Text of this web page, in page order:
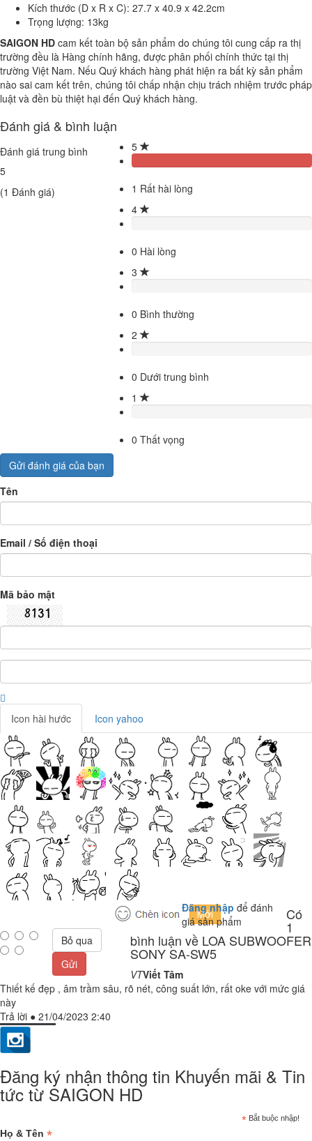
Kích thước (D x R x C): 27.7 x 40.9 x 42.2cm
Trọng lượng: 13kg
SAIGON HD cam kết toàn bộ sản phẩm do chúng tôi cung cấp ra thị
trường đều là Hàng chính hãng, được phân phối chính thức tại thị
trường Việt Nam. Nếu Quý khách hàng phát hiện ra bất kỳ sản phẩm
nào sai cam kết trên, chúng tôi chấp nhận chịu trách nhiệm trước pháp
luật và đền bù thiệt hại đến Quý khách hàng.
Đánh giá & bình luận
Đánh giá trung bình
5
(1 Đánh giá)
5
1 Rất hài lòng
4
0 Hài lòng
3
0 Bình thường
2
0 Dưới trung bình
1
0 Thất vọng
Gửi đánh giá của bạn
Tên
Email / Số điện thoại
Mã bảo mật
Icon hài hước Icon yahoo
Đăng nhập để đánh
giá sản phẩm
Bỏ qua
Gửi
Có
1
bình luận về LOA SUBWOOFER
SONY SA-SW5
VTViết Tâm
Thiết kế đẹp , âm trầm sâu, rõ nét, công suất lớn, rất oke với mức giá
này
Trả lời ● 21/04/2023 2:40
Đăng ký nhận thông tin Khuyến mãi & Tin
tức từ SAIGON HD
* Bắt buộc nhập!
Họ & Tên *